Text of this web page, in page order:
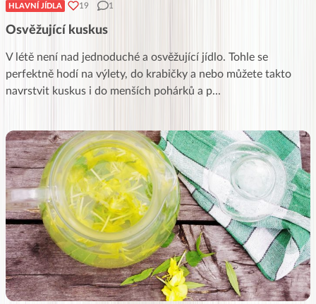
HLAVNÍ JÍDLA 19 1
Osvěžující kuskus
V létě není nad jednoduché a osvěžující jídlo. Tohle se
perfektně hodí na výlety, do krabičky a nebo můžete takto
navrstvit kuskus i do menších pohárků a p...